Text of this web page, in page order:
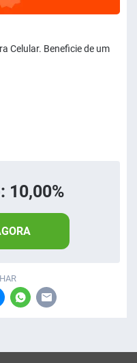
Celular. Beneficie de um
10,00%